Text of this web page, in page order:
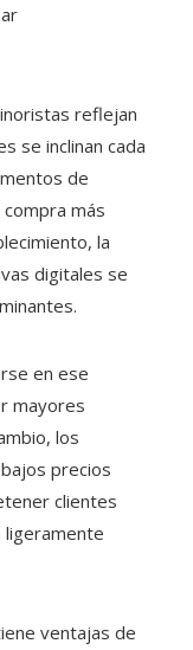
reflejan
se inclinan cada
de
más
la
digitales se
en ese
mayores
los
precios
clientes
ligeramente
ventajas de